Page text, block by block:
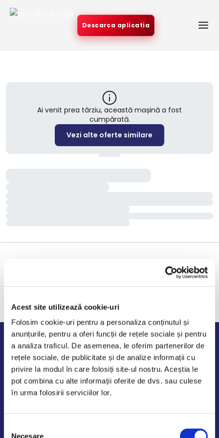
Acest site utilizează cookie-uri
Folosim cookie-uri pentru a personaliza conținutul și
anunțurile, pentru a oferi funcții de rețele sociale și pentru
a analiza traficul. De asemenea, le oferim partenerilor de
rețele sociale, de publicitate și de analize informații cu
privire la modul în care folosiți site-ul nostru. Aceștia le
pot combina cu alte informații oferite de dvs. sau culese
în urma folosirii serviciilor lor.
Necesare
Descarca aplicatia
Ai venit prea târziu, această mașină a fost
cumpărată.
Vezi alte oferte similare
Program de lucru
Luni - Vineri: 09:00-18:00
Sambata - Duminica: 10:00-14:00